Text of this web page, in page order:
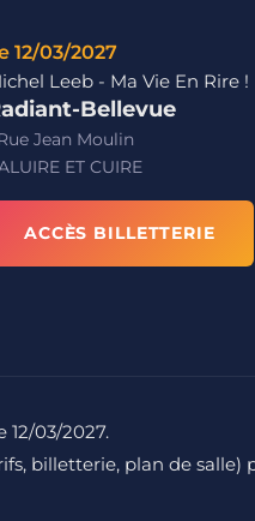
12/03/2027
Leeb - Ma Vie En Rire !
Bellevue
Jean Moulin
ET CUIRE
ACCÈS BILLETTERIE
12/03/2027.
billetterie, plan de